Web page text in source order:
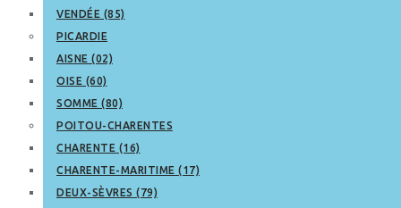
VENDÉE (85)
PICARDIE
AISNE (02)
OISE (60)
SOMME (80)
POITOU-CHARENTES
CHARENTE (16)
CHARENTE-MARITIME (17)
DEUX-SÈVRES (79)